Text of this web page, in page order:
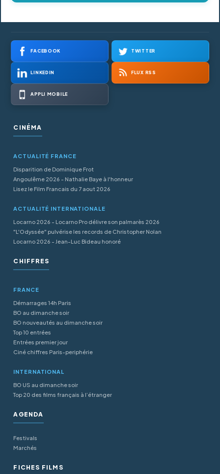
FACEBOOK TWITTER
LINKEDIN FLUX RSS
APPLI MOBILE
CINÉMA
ACTUALITÉ FRANCE
Disparition de Dominique Frot
Angoulême 2026 - Nathalie Baye à l'honneur
Lisez le Film Francais du 7 aout 2026
ACTUALITÉ INTERNATIONALE
Locarno 2026 - Locarno Pro délivre son palmarès 2026
"L'Odyssée" pulvérise les records de Christopher Nolan
Locarno 2026 - Jean-Luc Bideau honoré
CHIFFRES
FRANCE
Démarrages 14h Paris
BO au dimanche soir
BO nouveautés au dimanche soir
Top 10 entrées
Entrées premier jour
Ciné chiffres Paris-periphérie
INTERNATIONAL
BO US au dimanche soir
Top 20 des films français à l’étranger
AGENDA
Festivals
Marchés
FICHES FILMS